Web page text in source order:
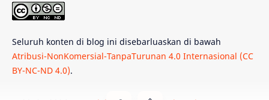
Olimpiade Sains Nasional
Bumi Super GBT18 Hilal
Katai Cokelat
Seluruh konten di blog ini disebarluaskan di bawah
Atribusi-NonKomersial-TanpaTurunan 4.0 Internasional (CC
BY-NC-ND 4.0).